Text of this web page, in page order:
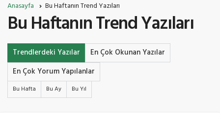
Anasayfa Bu Haftanın Trend Yazıları
Bu Haftanın Trend Yazıları
Trendlerdeki Yazılar
En Çok Okunan Yazılar
En Çok Yorum Yapılanlar
Bu Hafta Bu Ay Bu Yıl